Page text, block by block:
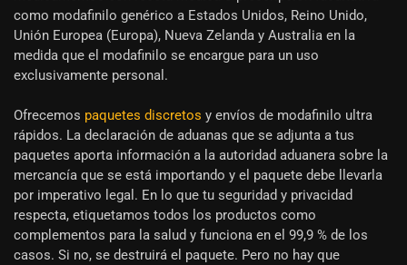
como modafinilo genérico a Estados Unidos, Reino Unido,
Unión Europea (Europa), Nueva Zelanda y Australia en la
medida que el modafinilo se encargue para un uso
exclusivamente personal.
Ofrecemos paquetes discretos y envíos de modafinilo ultra
rápidos. La declaración de aduanas que se adjunta a tus
paquetes aporta información a la autoridad aduanera sobre la
mercancía que se está importando y el paquete debe llevarla
por imperativo legal. En lo que tu seguridad y privacidad
respecta, etiquetamos todos los productos como
complementos para la salud y funciona en el 99,9 % de los
casos. Si no, se destruirá el paquete. Pero no hay que